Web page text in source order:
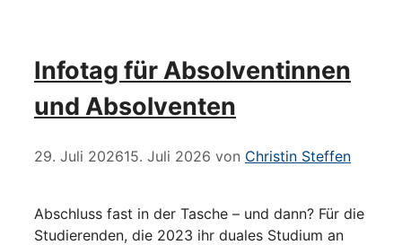
Infotag für Absolventinnen
und Absolventen
29. Juli 202615. Juli 2026 von Christin Steffen
Abschluss fast in der Tasche – und dann? Für die
Studierenden, die 2023 ihr duales Studium an